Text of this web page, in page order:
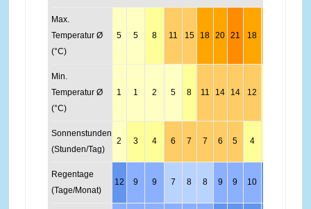
Max.
Temperatur Ø
(°C)
5 5 8 11 15 18 20 21 18
Min.
Temperatur Ø
(°C)
1 1 2 5 8 11 14 14 12
Sonnenstunden
(Stunden/Tag)
2 3 4 6 7 7 6 5 4
Regentage
(Tage/Monat)
12 9 9 7 8 8 9 9 10